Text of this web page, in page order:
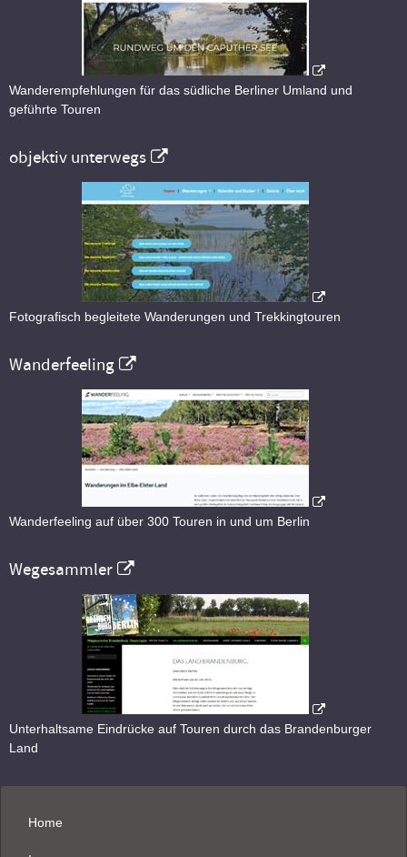
Wanderempfehlungen für das südliche Berliner Umland und
geführte Touren
objektiv unterwegs
Fotografisch begleitete Wanderungen und Trekkingtouren
Wanderfeeling
Wanderfeeling auf über 300 Touren in und um Berlin
Wegesammler
Unterhaltsame Eindrücke auf Touren durch das Brandenburger
Land
Home